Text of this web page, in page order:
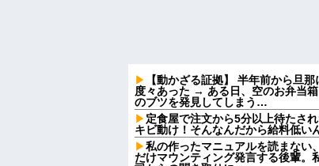
【動かざる証拠】 半年前から旦
度々あった → ある日、空のお弁当
のブツを発見してしまう…
定食屋で注文から5分以上待たさ
キビ動け！そんなんだから給料低
私の作ったマニュアルを読まない
だけマウンティング発言する後輩